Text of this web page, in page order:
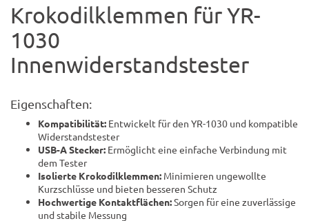
Krokodilklemmen für YR-
1030
Innenwiderstandstester
Eigenschaften:
Kompatibilität: Entwickelt für den YR-1030 und kompatible
Widerstandstester
USB-A Stecker: Ermöglicht eine einfache Verbindung mit
dem Tester
Isolierte Krokodilklemmen: Minimieren ungewollte
Kurzschlüsse und bieten besseren Schutz
Hochwertige Kontaktflächen:Sorgen für eine zuverlässige
und stabile Messung